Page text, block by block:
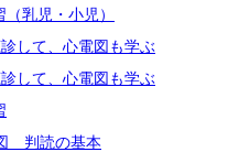
乳児・小児）
して、心電図も学ぶ
して、心電図も学ぶ
判読の基本